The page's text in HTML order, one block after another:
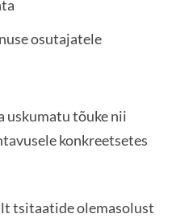
osutajatele
uskumatu tõuke nii
konkreetsetes
tsitaatide olemasolust